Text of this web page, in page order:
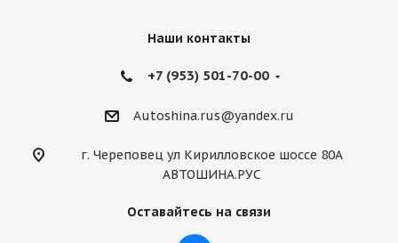
Наши контакты
+7 (953) 501-70-00
Autoshina.rus@yandex.ru
г. Череповец ул Кирилловское шоссе 80А
АВТОШИНА.РУС
Оставайтесь на связи